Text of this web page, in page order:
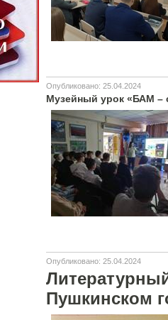
Опубликовано: 25.04.2024
Музейный урок «БАМ –
Опубликовано: 25.04.2024
Пушкинском